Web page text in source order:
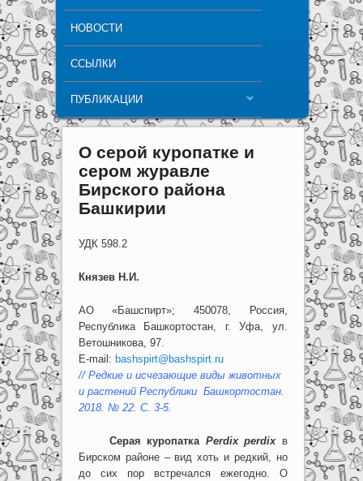
НОВОСТИ
ССЫЛКИ
ПУБЛИКАЦИИ
О серой куропатке и
сером журавле
Бирского района
Башкирии
УДК 598.2
Князев Н.И.
АО «Башспирт»; 450078, Россия,
Республика Башкортостан, г. Уфа, ул.
Ветошникова, 97.
E-mail: bashspirt@bashspirt.ru
// Редкие и исчезающие виды животных
и растений Республики Башкортостан.
2018. № 22. С. 3-5.
Серая куропатка Perdix perdixв
Бирском районе – вид хоть и редкий, но
до сих пор встречался ежегодно. О